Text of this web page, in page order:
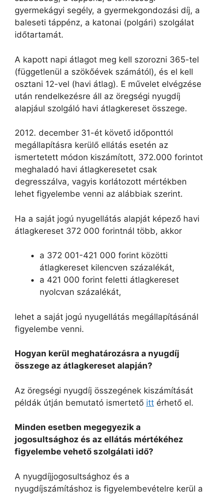
gyermekágyi segély, a gyermekgondozási díj, a
baleseti táppénz, a katonai (polgári) szolgálat
időtartamát.
A kapott napi átlagot meg kell szorozni 365-tel
(függetlenül a szökőévek számától), és el kell
osztani 12-vel (havi átlag). E művelet elvégzése
után rendelkezésre áll az öregségi nyugdíj
alapjául szolgáló havi átlagkereset összege.
2012. december 31-ét követő időponttól
megállapításra kerülő ellátás esetén az
ismertetett módon kiszámított, 372.000 forintot
meghaladó havi átlagkeresetet csak
degresszálva, vagyis korlátozott mértékben
lehet figyelembe venni az alábbiak szerint.
Ha a saját jogú nyugellátás alapját képező havi
átlagkereset 372 000 forintnál több, akkor
a 372 001-421 000 forint közötti
átlagkereset kilencven százalékát,
a 421 000 forint feletti átlagkereset
nyolcvan százalékát,
lehet a saját jogú nyugellátás megállapításánál
figyelembe venni.
Hogyan kerül meghatározásra a nyugdíj
összege az átlagkereset alapján?
Az öregségi nyugdíj összegének kiszámítását
példák útján bemutató ismertető itt érhető el.
Minden esetben megegyezik a
jogosultsághoz és az ellátás mértékéhez
figyelembe vehető szolgálati idő?
A nyugdíjjogosultsághoz és a
nyugdíjszámításhoz is figyelembevételre kerül a